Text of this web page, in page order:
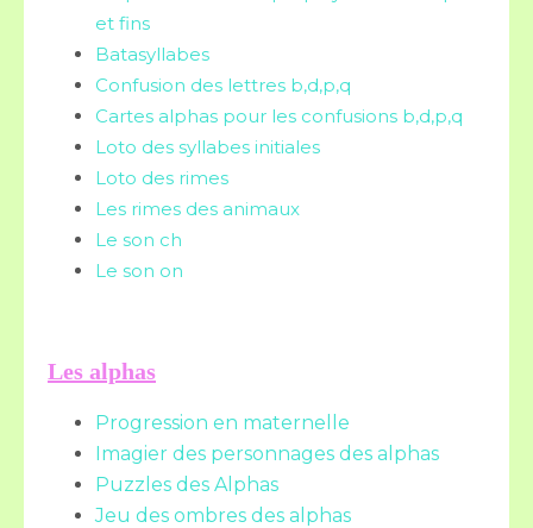
et fins
Batasyllabes
Confusion des lettres b,d,p,q
Cartes alphas pour les confusions b,d,p,q
Loto des syllabes initiales
Loto des rimes
Les rimes des animaux
Le son ch
Le son on
Les alphas
Progression en maternelle
Imagier des personnages des alphas
Puzzles des Alphas
Jeu des ombres des alphas